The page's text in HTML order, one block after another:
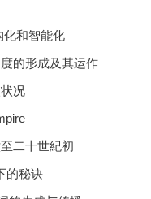
化和智能化
的形成及其运作
况
二十世紀初
的秘诀